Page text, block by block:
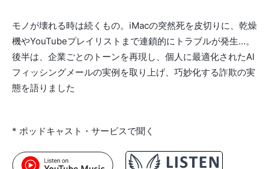
モノが壊れる時は続くもの。iMacの突然死を皮切りに、乾燥
機やYouTubeプレイリストまで連鎖的にトラブルが発生…。
後半は、企業ごとのトーンを再現し、個人に最適化されたAI
フィッシングメールの実例を取り上げ、巧妙化する詐欺の実
態を語りました
* ポッドキャスト・サービスで聞く